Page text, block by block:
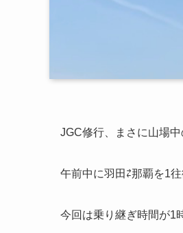
JGC修行、まさに山場
午前中に羽田⇄那覇を1
今回は乗り継ぎ時間が1